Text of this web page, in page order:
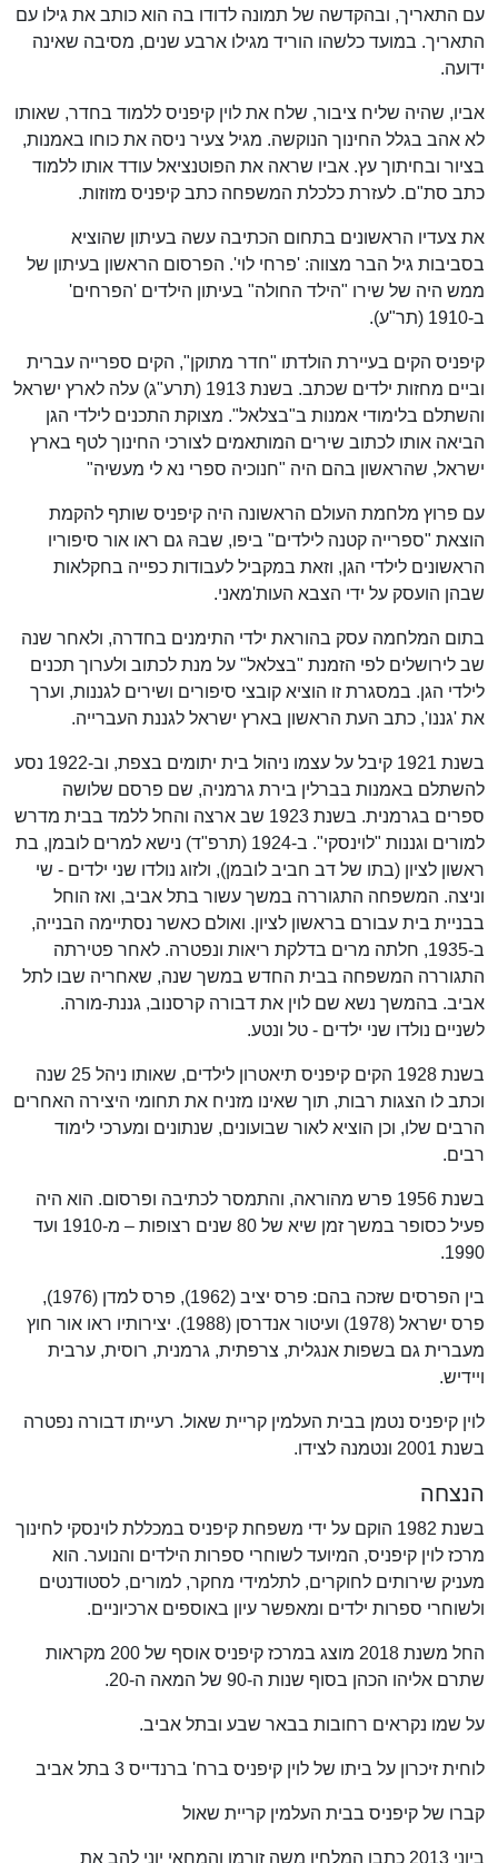
עם התאריך, ובהקדשה של תמונה לדודו בה הוא כותב את גילו עם
התאריך. במועד כלשהו הוריד מגילו ארבע שנים, מסיבה שאינה
ידועה.
אביו, שהיה שליח ציבור, שלח את לוין קיפניס ללמוד בחדר, שאותו
לא אהב בגלל החינוך הנוקשה. מגיל צעיר ניסה את כוחו באמנות,
בציור ובחיתוך עץ. אביו שראה את הפוטנציאל עודד אותו ללמוד
כתב סת"ם. לעזרת כלכלת המשפחה כתב קיפניס מזוזות.
את צעדיו הראשונים בתחום הכתיבה עשה בעיתון שהוציא
בסביבות גיל הבר מצווה: 'פרחי לוי'. הפרסום הראשון בעיתון של
ממש היה של שירו "הילד החולה" בעיתון הילדים 'הפרחים'
ב-1910 (תר"ע).
קיפניס הקים בעיירת הולדתו "חדר מתוקן", הקים ספרייה עברית
וביים מחזות ילדים שכתב. בשנת 1913 (תרע"ג) עלה לארץ ישראל
והשתלם בלימודי אמנות ב"בצלאל". מצוקת התכנים לילדי הגן
הביאה אותו לכתוב שירים המותאמים לצורכי החינוך לטף בארץ
ישראל, שהראשון בהם היה "חנוכיה ספרי נא לי מעשיה"
עם פרוץ מלחמת העולם הראשונה היה קיפניס שותף להקמת
הוצאת "ספרייה קטנה לילדים" ביפו, שבהּ גם ראו אור סיפוריו
הראשונים לילדי הגן, וזאת במקביל לעבודות כפייה בחקלאות
שבהן הועסק על ידי הצבא העות'מאני.
בתום המלחמה עסק בהוראת ילדי התימנים בחדרה, ולאחר שנה
שב לירושלים לפי הזמנת "בצלאל" על מנת לכתוב ולערוך תכנים
לילדי הגן. במסגרת זו הוציא קובצי סיפורים ושירים לגננות, וערך
את 'גננו', כתב העת הראשון בארץ ישראל לגננת העברייה.
בשנת 1921 קיבל על עצמו ניהול בית יתומים בצפת, וב-1922 נסע
להשתלם באמנות בברלין בירת גרמניה, שם פרסם שלושה
ספרים בגרמנית. בשנת 1923 שב ארצה והחל ללמד בבית מדרש
למורים וגננות "לוינסקי". ב-1924 (תרפ"ד) נישא למרים לובמן, בת
ראשון לציון (בתו של דב חביב לובמן), ולזוג נולדו שני ילדים - שי
וניצה. המשפחה התגוררה במשך עשור בתל אביב, ואז הוחל
בבניית בית עבורם בראשון לציון. ואולם כאשר נסתיימה הבנייה,
ב-1935, חלתה מרים בדלקת ריאות ונפטרה. לאחר פטירתה
התגוררה המשפחה בבית החדש במשך שנה, שאחריה שבו לתל
אביב. בהמשך נשא שם לוין את דבורה קרסנוב, גננת-מורה.
לשניים נולדו שני ילדים - טל ונטע.
בשנת 1928 הקים קיפניס תיאטרון לילדים, שאותו ניהל 25 שנה
וכתב לו הצגות רבות, תוך שאינו מזניח את תחומי היצירה האחרים
הרבים שלו, וכן הוציא לאור שבועונים, שנתונים ומערכי לימוד
רבים.
בשנת 1956 פרש מהוראה, והתמסר לכתיבה ופרסום. הוא היה
פעיל כסופר במשך זמן שיא של 80 שנים רצופות – מ-1910 ועד
1990.
בין הפרסים שזכה בהם: פרס יציב (1962), פרס למדן (1976),
פרס ישראל (1978) ועיטור אנדרסן (1988). יצירותיו ראו אור חוץ
מעברית גם בשפות אנגלית, צרפתית, גרמנית, רוסית, ערבית
ויידיש.
לוין קיפניס נטמן בבית העלמין קריית שאול. רעייתו דבורה נפטרה
בשנת 2001 ונטמנה לצידו.
הנצחה
בשנת 1982 הוקם על ידי משפחת קיפניס במכללת לוינסקי לחינוך
מרכז לוין קיפניס, המיועד לשוחרי ספרות הילדים והנוער. הוא
מעניק שירותים לחוקרים, לתלמידי מחקר, למורים, לסטודנטים
ולשוחרי ספרות ילדים ומאפשר עיון באוספים ארכיוניים.
החל משנת 2018 מוצג במרכז קיפניס אוסף של 200 מקראות
שתרם אליהו הכהן בסוף שנות ה-90 של המאה ה-20.
על שמו נקראים רחובות בבאר שבע ובתל אביב.
לוחית זיכרון על ביתו של לוין קיפניס ברח' ברנדייס 3 בתל אביב
קברו של קיפניס בבית העלמין קריית שאול
ביוני 2013 כתבו המלחין משה זורמן והמחאי יוני להב את